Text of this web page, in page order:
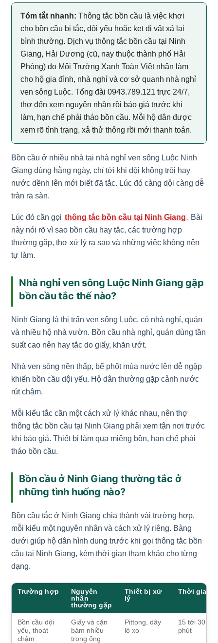
Tóm tắt nhanh: Thông tắc bồn cầu là việc khơi
cho bồn cầu bị tắc, dội yếu hoặc kẹt dị vật xả lại
bình thường. Dịch vụ thông tắc bồn cầu tại Ninh
Giang, Hải Dương (cũ, nay thuộc thành phố Hải
Phòng) do Môi Trường Xanh Toàn Việt nhận làm
cho hộ gia đình, nhà nghỉ và cơ sở quanh nhà nghỉ
ven sông Luộc. Tổng đài 0943.789.121 trực 24/7,
thợ đến xem nguyên nhân rồi báo giá trước khi
làm, hạn chế phải tháo bồn cầu. Mỗi hộ dân được
xem rõ tình trạng, xả thử thông rồi mới thanh toán.
Bồn cầu ở nhiều nhà tại nhà nghỉ ven sông Luộc Ninh
Giang dùng hằng ngày, chỉ tới khi dội không trôi hay
nước dềnh lên mới biết đã tắc. Lúc đó càng dội càng dễ
tràn ra sàn.
Lúc đó cần gọi thông tắc bồn cầu tại Ninh Giang . Bài
này nói rõ vì sao bồn cầu hay tắc, các trường hợp
thường gặp, thợ xử lý ra sao và những việc không nên
tự làm.
Nhà nghỉ ven sông Luộc Ninh Giang gặp
bồn cầu tắc thế nào?
Ninh Giang là thị trấn ven sông Luộc, có nhà nghỉ, quán
và nhiều hộ nhà vườn. Bồn cầu nhà nghỉ, quán dùng tần
suất cao nên hay tắc do giấy, khăn ướt.
Nhà ven sông nền thấp, bể phốt mùa nước lên dễ ngập
khiến bồn cầu dội yếu. Hộ dân thường gặp cảnh nước
rút chậm.
Mỗi kiểu tắc cần một cách xử lý khác nhau, nên thợ
thông tắc bồn cầu tại Ninh Giang phải xem tận nơi trước
khi báo giá. Thiết bị làm qua miệng bồn, hạn chế phải
tháo bồn cầu.
Bồn cầu ở Ninh Giang thường tắc ở
những tình huống nào?
Bồn cầu tắc ở Ninh Giang chia thành vài trường hợp,
mỗi kiểu một nguyên nhân và cách xử lý riêng. Bảng
dưới giúp hộ dân hình dung trước khi gọi thông tắc bồn
cầu tại Ninh Giang, kèm thời gian tham khảo cho từng
dạng.
Trường hợp
Nguyên
nhân
thường gặp
Thiết bị xử
lý
Thời gian
Bồn cầu dội
yếu, thoát
chậm
Giấy và cặn
bám nhiều
trong ống
Pittong, dây
lò xo
15 tới 30
phút